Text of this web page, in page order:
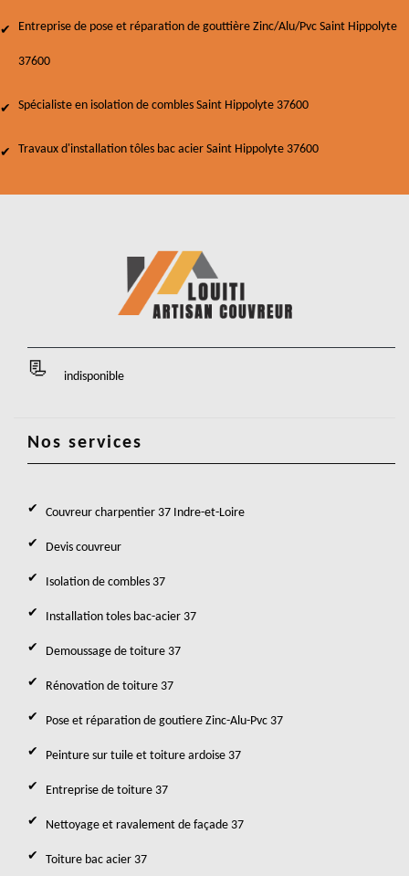
Entreprise de pose et réparation de gouttière Zinc/Alu/Pvc Saint Hippolyte
37600
Spécialiste en isolation de combles Saint Hippolyte 37600
Travaux d'installation tôles bac acier Saint Hippolyte 37600
indisponible
Nos services
Couvreur charpentier 37 Indre-et-Loire
Devis couvreur
Isolation de combles 37
Installation toles bac-acier 37
Demoussage de toiture 37
Rénovation de toiture 37
Pose et réparation de goutiere Zinc-Alu-Pvc 37
Peinture sur tuile et toiture ardoise 37
Entreprise de toiture 37
Nettoyage et ravalement de façade 37
Toiture bac acier 37